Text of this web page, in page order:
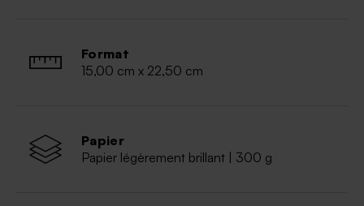
Format
15,00 cm x 22,50 cm
Papier
Papier légèrement brillant | 300 g